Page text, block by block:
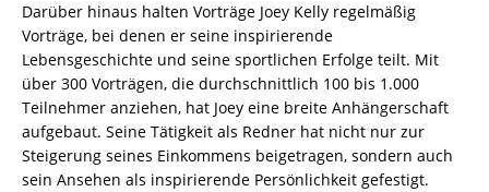
Darüber hinaus halten Vorträge Joey Kelly regelmäßig
Vorträge, bei denen er seine inspirierende
Lebensgeschichte und seine sportlichen Erfolge teilt. Mit
über 300 Vorträgen, die durchschnittlich 100 bis 1.000
Teilnehmer anziehen, hat Joey eine breite Anhängerschaft
aufgebaut. Seine Tätigkeit als Redner hat nicht nur zur
Steigerung seines Einkommens beigetragen, sondern auch
sein Ansehen als inspirierende Persönlichkeit gefestigt.